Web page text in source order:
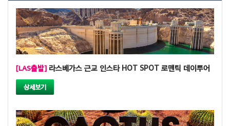
[LAS출발] 라스베가스 근교 인스타 HOT SPOT 로맨틱 데이투어
상세보기